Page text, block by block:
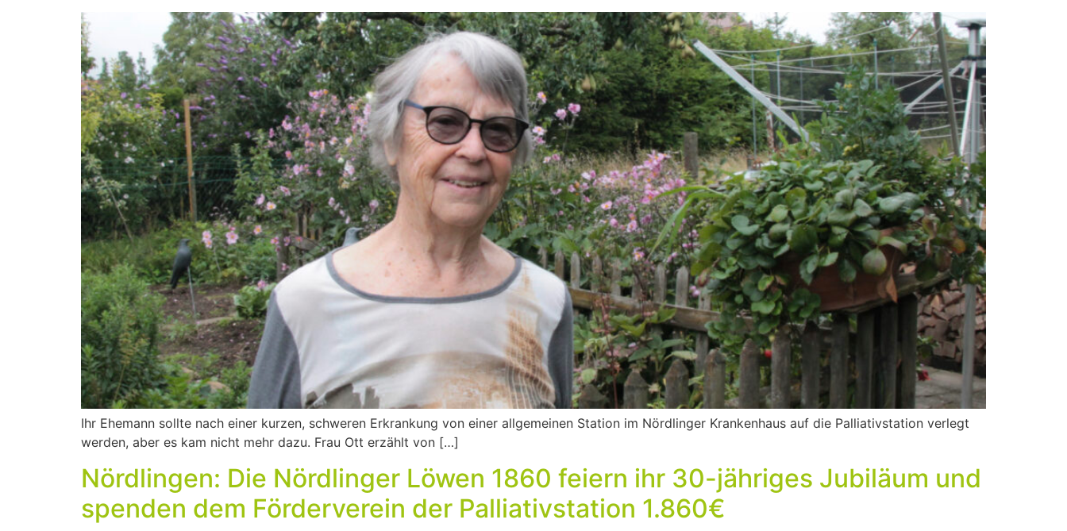
Ihr Ehemann sollte nach einer kurzen, schweren Erkrankung von einer allgemeinen Station im Nördlinger Krankenhaus auf die Palliativstation verlegt
werden, aber es kam nicht mehr dazu. Frau Ott erzählt von […]
Nördlingen: Die Nördlinger Löwen 1860 feiern ihr 30-jähriges Jubiläum und
spenden dem Förderverein der Palliativstation 1.860€